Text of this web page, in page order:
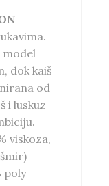
dok kaiš
od
i luskuz
viskoza,
poly